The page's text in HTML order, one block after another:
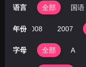
语言 全部 国语
年份2008 2007
字母 全部 A